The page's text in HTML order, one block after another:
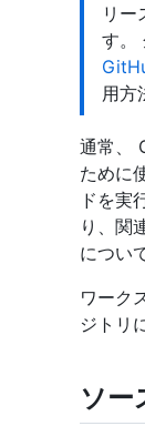
リ
す。
用方
通常、
ために
ドを実
り、関
につい
ワーク
ジトリ
ソー